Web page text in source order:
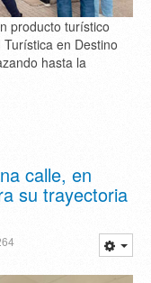
producto turístico
en Destino
hasta la
calle, en
su trayectoria